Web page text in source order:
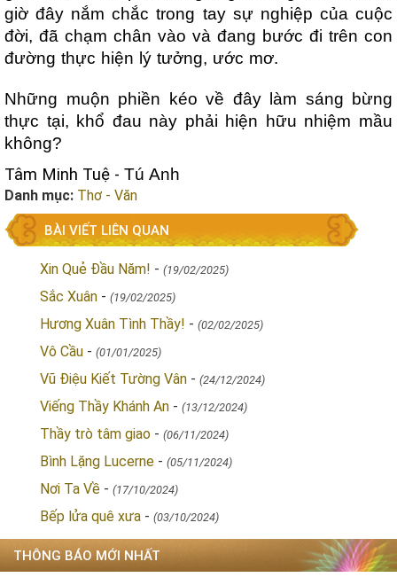
giờ đây nắm chắc trong tay sự nghiệp của cuộc
đời, đã chạm chân vào và đang bước đi trên con
đường thực hiện lý tưởng, ước mơ.
Những muộn phiền kéo về đây làm sáng bừng
thực tại, khổ đau này phải hiện hữu nhiệm mầu
không?
Tâm Minh Tuệ - Tú Anh
Danh mục: Thơ - Văn
BÀI VIẾT LIÊN QUAN
Xin Quẻ Đầu Năm! - (19/02/2025)
Sắc Xuân - (19/02/2025)
Hương Xuân Tình Thầy! - (02/02/2025)
Vô Cầu - (01/01/2025)
Vũ Điệu Kiết Tường Vân - (24/12/2024)
Viếng Thầy Khánh An - (13/12/2024)
Thầy trò tâm giao - (06/11/2024)
Bình Lặng Lucerne - (05/11/2024)
Nơi Ta Về - (17/10/2024)
Bếp lửa quê xưa - (03/10/2024)
THÔNG BÁO MỚI NHẤT